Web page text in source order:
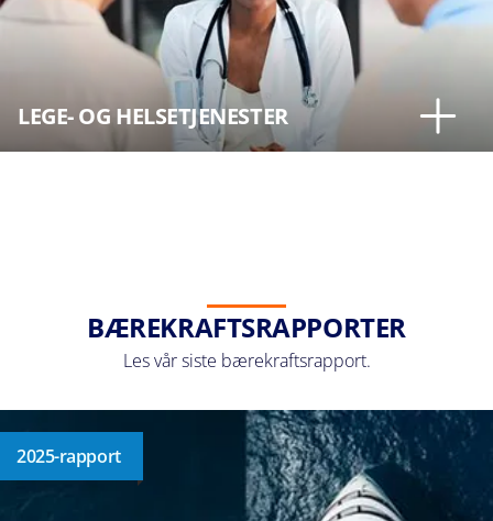
LEGE- OG HELSETJENESTER
BÆREKRAFTSRAPPORTER
Les vår siste bærekraftsrapport.
2025-rapport